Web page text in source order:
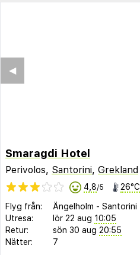
◀︎
Smaragdi Hotel
Perivolos, Santorini, Grekland
4,8/5 26°C
Flyg från: Ängelholm - Santorini
Utresa:
lör 22 aug 10:05
Retur:
sön 30 aug 20:55
Nätter:
7